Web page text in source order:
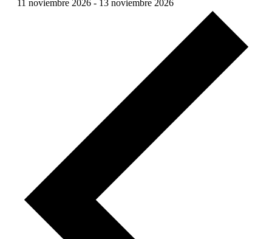
11 noviembre 2026- 13 noviembre 2026